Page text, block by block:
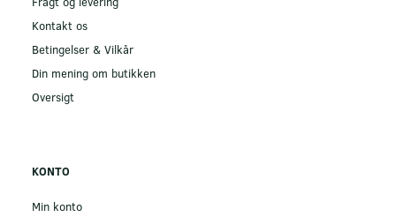
Kontakt os
Betingelser & Vilkår
Din mening om butikken
Oversigt
KONTO
Min konto